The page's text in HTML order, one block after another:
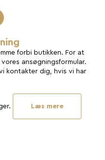
forbi butikken. For at
ansøgningsformular.
kontakter dig, hvis vi har
Læs mere